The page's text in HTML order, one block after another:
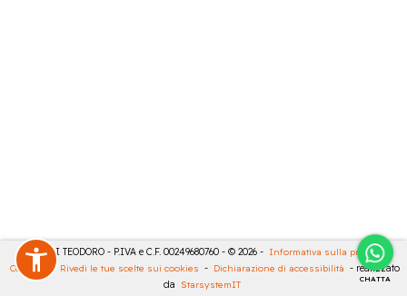
CHATTA
MASULLI TEODORO - P.IVA e C.F. 00249680760 - © 2026 - Informativa sulla privacy -
Cookies
- Rivedi le tue scelte sui cookies - Dichiarazione di accessibilità - realizzato
da StarsystemIT